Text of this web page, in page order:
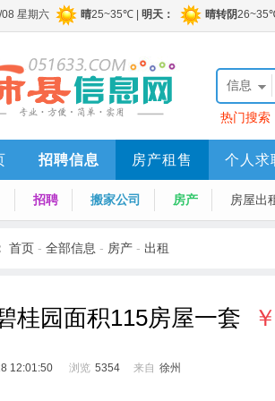
信息
热门搜索
招聘信息 房产租售 个人求
招聘 搬家公司 房产 房屋出
首页 - 全部信息 - 房产 - 出租
桂园面积115房屋一套
12:01:50 浏览 5354 来自 徐州